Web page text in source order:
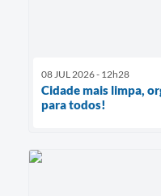
08 JUL 2026 - 12h28
Cidade mais limpa,
para todos!